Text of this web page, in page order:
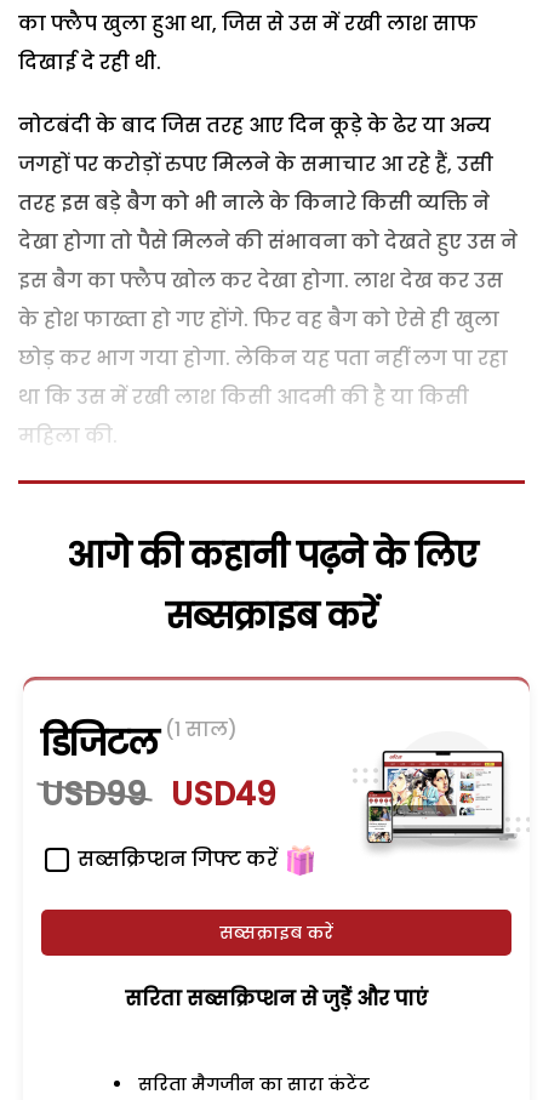
का फ्लैप खुला हुआ था, जिस से उस में रखी लाश साफ
दिखाई दे रही थी.
नोटबंदी के बाद जिस तरह आए दिन कूड़े के ढेर या अन्य
जगहों पर करोड़ों रुपए मिलने के समाचार आ रहे हैं, उसी
तरह इस बड़े बैग को भी नाले के किनारे किसी व्यक्ति ने
देखा होगा तो पैसे मिलने की संभावना को देखते हुए उस ने
इस बैग का फ्लैप खोल कर देखा होगा. लाश देख कर उस
के होश फाख्ता हो गए होंगे. फिर वह बैग को ऐसे ही खुला
छोड़ कर भाग गया होगा. लेकिन यह पता नहीं लग पा रहा
था कि उस में रखी लाश किसी आदमी की है या किसी
महिला की.
आगे की कहानी पढ़ने के लिए
सब्सक्राइब करें
डिजिटल (1 साल)
USD99 USD49
सब्सक्रिप्शन गिफ्ट करें
सब्सक्राइब करें
सरिता सब्सक्रिप्शन से जुड़ेें और पाएं
सरिता मैगजीन का सारा कंटेंट